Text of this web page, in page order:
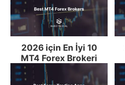
2026 için En İyi 10
MT4 Forex Brokeri